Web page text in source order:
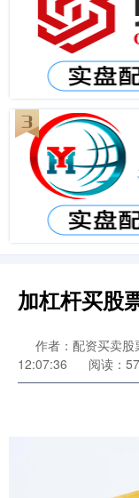
加杠杆买股
作者：配资买卖股
12:07:36
阅读：57